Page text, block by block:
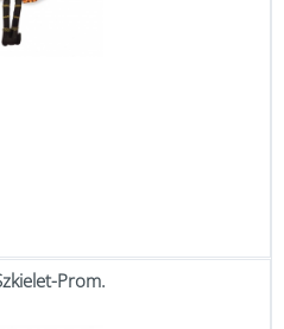
Prom.